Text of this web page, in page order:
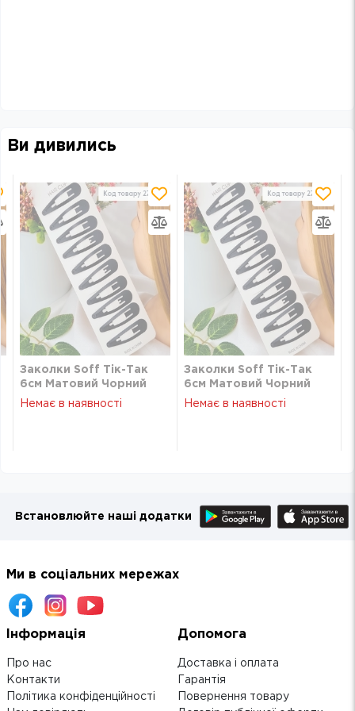
Ви дивились
Заколки Soff Тік-Так
6см Матовий Чорний
273131
Немає в наявності
Заколки Soff Тік-Так
6см Матовий Чорний
273131
Немає в наявності
Встановлюйте наші додатки
Ми в соціальних мережах
Інформація
Про нас
Контакти
Політика конфіденційності
Допомога
Доставка і оплата
Гарантія
Повернення товару